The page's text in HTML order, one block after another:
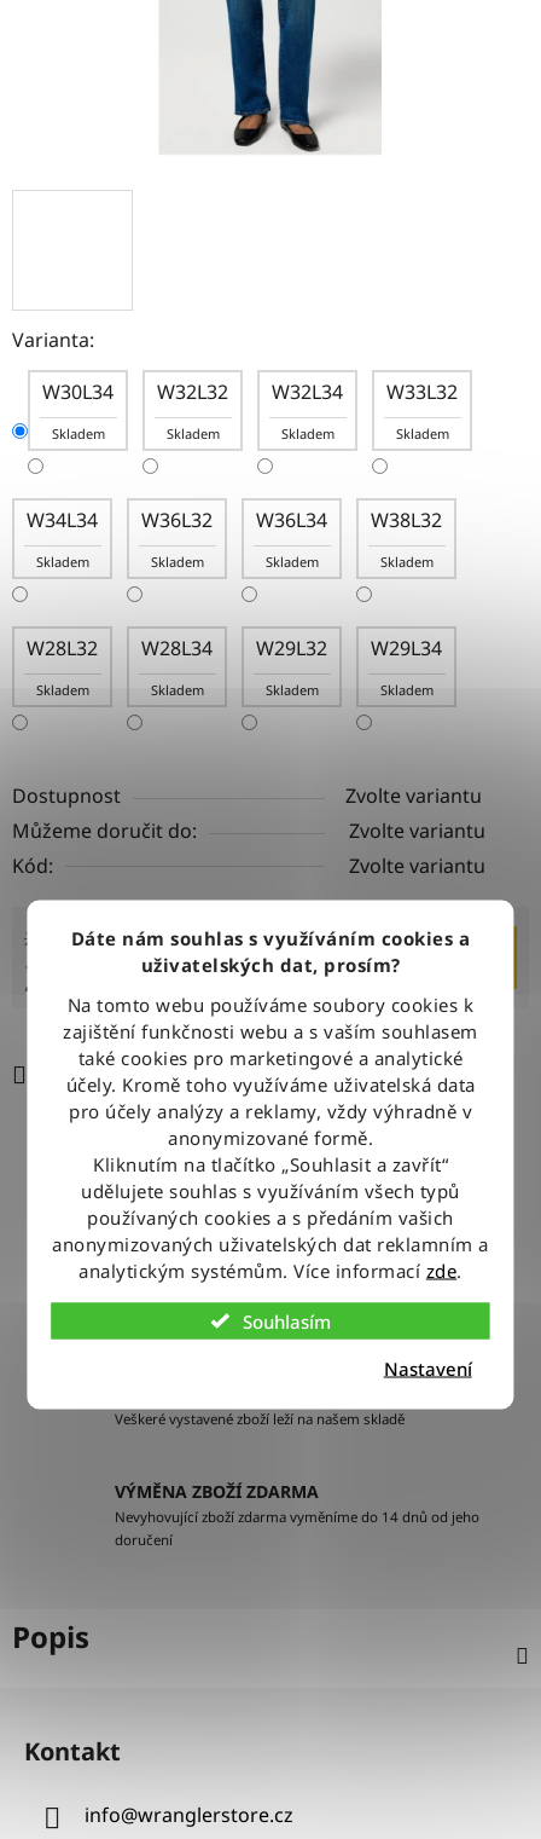
Dáte nám souhlas s využíváním cookies a
uživatelských dat, prosím?
Na tomto webu používáme soubory cookies k
zajištění funkčnosti webu a s vaším souhlasem
také cookies pro marketingové a analytické
účely. Kromě toho využíváme uživatelská data
pro účely analýzy a reklamy, vždy výhradně v
anonymizované formě.
Kliknutím na tlačítko „Souhlasit a zavřít“
udělujete souhlas s využíváním všech typů
používaných cookies a s předáním vašich
anonymizovaných uživatelských dat reklamním a
analytickým systémům. Více informací zde.
Souhlasím
Nastavení
Varianta:
W30L34
Skladem
W32L32
Skladem
W32L34
Skladem
W33L32
Skladem
W34L34
Skladem
W36L32
Skladem
W36L34
Skladem
W38L32
Skladem
W28L32
Skladem
W28L34
Skladem
W29L32
Skladem
W29L34
Skladem
Dostupnost
Zvolte variantu
Můžeme doručit do:
Zvolte variantu
Kód:
Zvolte variantu
2 399 Kč –10 %
2 150 Kč
Měrná cena:
DO KOŠÍKU
Zeptat se Sdílet
DOPRAVA ZDARMA
Při nákupu nad 2500 Kč doručujeme zdarma po celé ČR
BLESKOVÉ DORUČENÍ
Objednávky odesíláme každý pracovní den do 12:00
Veškeré vystavené zboží leží na našem skladě
VÝMĚNA ZBOŽÍ ZDARMA
Nevyhovující zboží zdarma vyměníme do 14 dnů od jeho
doručení
Popis
Kontakt
info@wranglerstore.cz